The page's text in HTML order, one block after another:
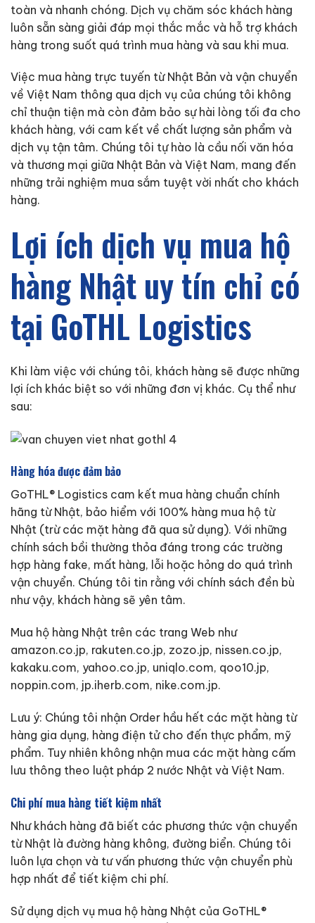
toàn và nhanh chóng. Dịch vụ chăm sóc khách hàng
luôn sẵn sàng giải đáp mọi thắc mắc và hỗ trợ khách
hàng trong suốt quá trình mua hàng và sau khi mua.
Việc mua hàng trực tuyến từ Nhật Bản và vận chuyển
về Việt Nam thông qua dịch vụ của chúng tôi không
chỉ thuận tiện mà còn đảm bảo sự hài lòng tối đa cho
khách hàng, với cam kết về chất lượng sản phẩm và
dịch vụ tận tâm. Chúng tôi tự hào là cầu nối văn hóa
và thương mại giữa Nhật Bản và Việt Nam, mang đến
những trải nghiệm mua sắm tuyệt vời nhất cho khách
hàng.
Lợi ích dịch vụ mua hộ
hàng Nhật uy tín chỉ có
tại GoTHL Logistics
Khi làm việc với chúng tôi, khách hàng sẽ được những
lợi ích khác biệt so với những đơn vị khác. Cụ thể như
sau:
Hàng hóa được đảm bảo
GoTHL® Logistics cam kết mua hàng chuẩn chính
hãng từ Nhật, bảo hiểm với 100% hàng mua hộ từ
Nhật (trừ các mặt hàng đã qua sử dụng). Với những
chính sách bồi thường thỏa đáng trong các trường
hợp hàng fake, mất hàng, lỗi hoặc hỏng do quá trình
vận chuyển. Chúng tôi tin rằng với chính sách đền bù
như vậy, khách hàng sẽ yên tâm.
Mua hộ hàng Nhật trên các trang Web như
amazon.co.jp, rakuten.co.jp, zozo.jp, nissen.co.jp,
kakaku.com, yahoo.co.jp, uniqlo.com, qoo10.jp,
noppin.com, jp.iherb.com, nike.com.jp.
Lưu ý: Chúng tôi nhận Order hầu hết các mặt hàng từ
hàng gia dụng, hàng điện tử cho đến thực phẩm, mỹ
phẩm. Tuy nhiên không nhận mua các mặt hàng cấm
lưu thông theo luật pháp 2 nước Nhật và Việt Nam.
Chi phí mua hàng tiết kiệm nhất
Như khách hàng đã biết các phương thức vận chuyển
từ Nhật là đường hàng không, đường biển. Chúng tôi
luôn lựa chọn và tư vấn phương thức vận chuyển phù
hợp nhất để tiết kiệm chi phí.
Sử dụng dịch vụ mua hộ hàng Nhật của GoTHL®